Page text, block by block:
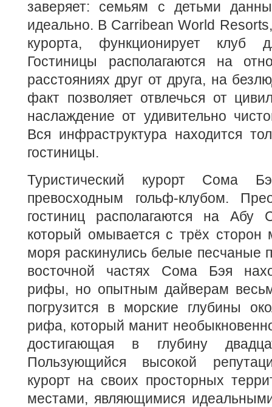
заверяет: семьям с детьми
идеально. В Carribean World
курорта, функционирует клуб
Гостиницы располагаются на
расстояниях друг от друга, на
факт позволяет отвлечься от
наслаждение от удивительно
Вся инфраструктура находится
гостиницы.
Туристический курорт Сома
превосходным гольф-клубом.
гостиниц располагаются на Абу
который омывается с трёх сторон
моря раскинулись белые песчаные
восточной частях Сома Бэя
рифы, но опытным дайверам
погрузится в морские глубины
рифа, который манит
достигающая в глубину
Пользующийся высокой
курорт на своих просторных
местами, являющимися